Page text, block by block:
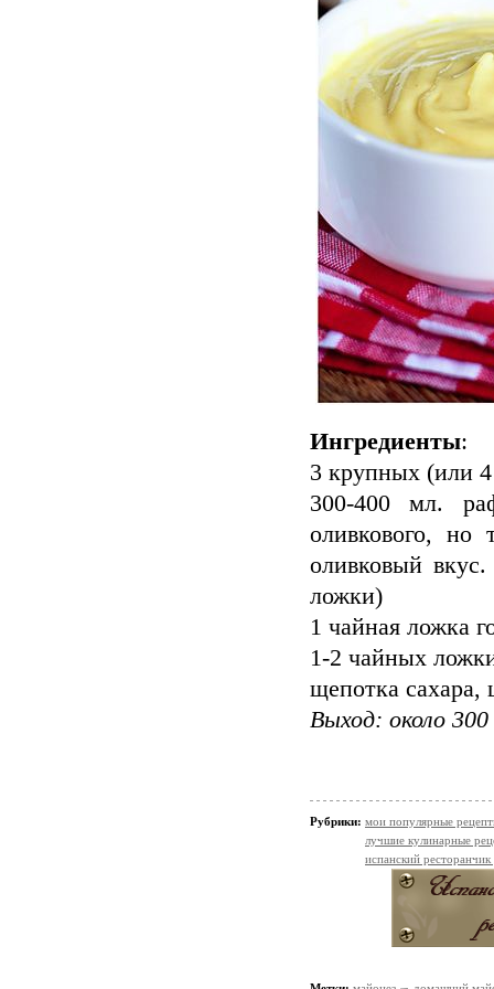
Ингредиенты:
3 крупных (или
300-400 мл.
оливкового, но
оливковый
ложки)
1 чайная ложка
1-2 чайных
щепотка сахара,
Выход: около
Рубрики: мои популярные
лучшие кулинарные
испанский